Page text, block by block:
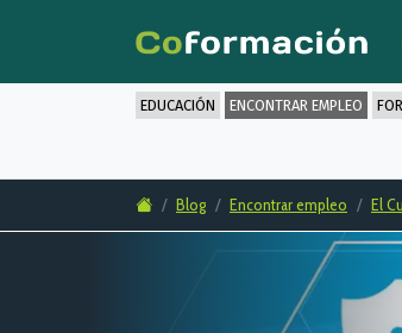
EDUCACIÓN ENCONTRAR EMPLEO
Blog Encontrar empleo El